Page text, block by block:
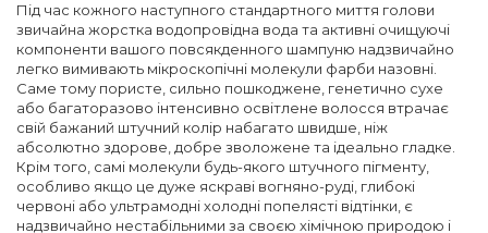
Під час кожного наступного стандартного миття голови
звичайна жорстка водопровідна вода та активні очищуючі
компоненти вашого повсякденного шампуню надзвичайно
легко вимивають мікроскопічні молекули фарби назовні.
Саме тому пористе, сильно пошкоджене, генетично сухе
або багаторазово інтенсивно освітлене волосся втрачає
свій бажаний штучний колір набагато швидше, ніж
абсолютно здорове, добре зволожене та ідеально гладке.
Крім того, самі молекули будь-якого штучного пігменту,
особливо якщо це дуже яскраві вогняно-руді, глибокі
червоні або ультрамодні холодні попелясті відтінки, є
надзвичайно нестабільними за своєю хімічною природою і